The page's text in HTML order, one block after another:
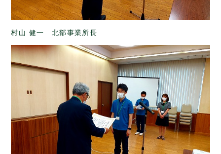
村山 健一 北部事業所長